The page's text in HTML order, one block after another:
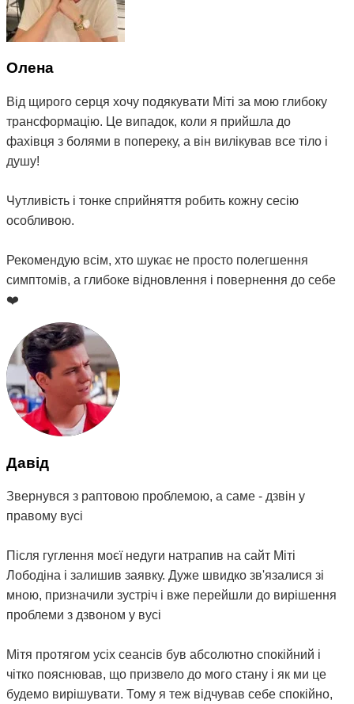
Олена
Від щирого серця хочу подякувати Міті за мою глибоку
трансформацію. Це випадок, коли я прийшла до
фахівця з болями в попереку, а він вилікував все тіло і
душу!
Чутливість і тонке сприйняття робить кожну сесію
особливою.
Рекомендую всім, хто шукає не просто полегшення
симптомів, а глибоке відновлення і повернення до себе
❤️
Давід
Звернувся з раптовою проблемою, а саме - дзвін у
правому вусі
Після гуглення моєї недуги натрапив на сайт Міті
Лободіна і залишив заявку. Дуже швидко зв'язалися зі
мною, призначили зустріч і вже перейшли до вирішення
проблеми з дзвоном у вусі
Мітя протягом усіх сеансів був абсолютно спокійний і
чітко пояснював, що призвело до мого стану і як ми це
будемо вирішувати. Тому я теж відчував себе спокійно,